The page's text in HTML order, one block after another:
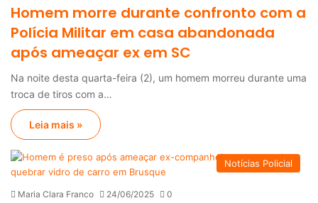
Homem morre durante confronto com a
Polícia Militar em casa abandonada
após ameaçar ex em SC
Na noite desta quarta-feira (2), um homem morreu durante uma
troca de tiros com a…
Leia mais »
Notícias Policial
Maria Clara Franco 24/06/2025 0